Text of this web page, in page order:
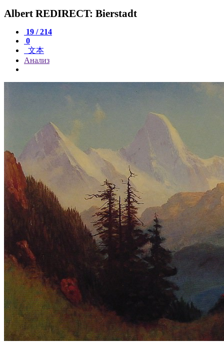
Albert REDIRECT: Bierstadt
19 / 214
0
文本
Анализ